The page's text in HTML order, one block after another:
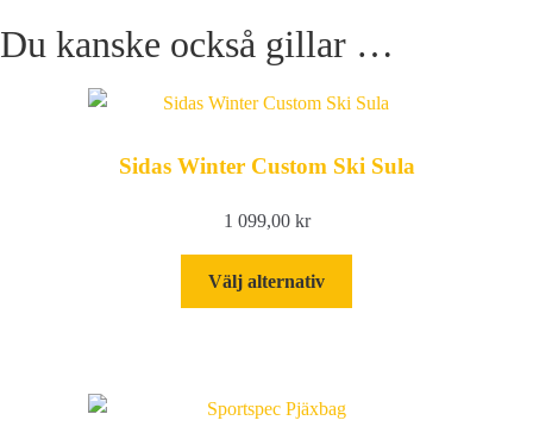
Du kanske också gillar …
Sidas Winter Custom Ski Sula
1 099,00 kr
Välj alternativ